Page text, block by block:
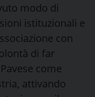
modo di
istituzionali e
con
di far
come
attivando